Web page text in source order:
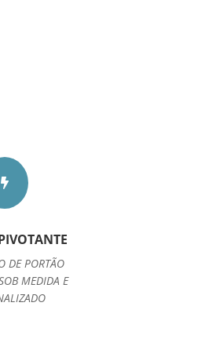

DE PORTÃO
MEDIDA E